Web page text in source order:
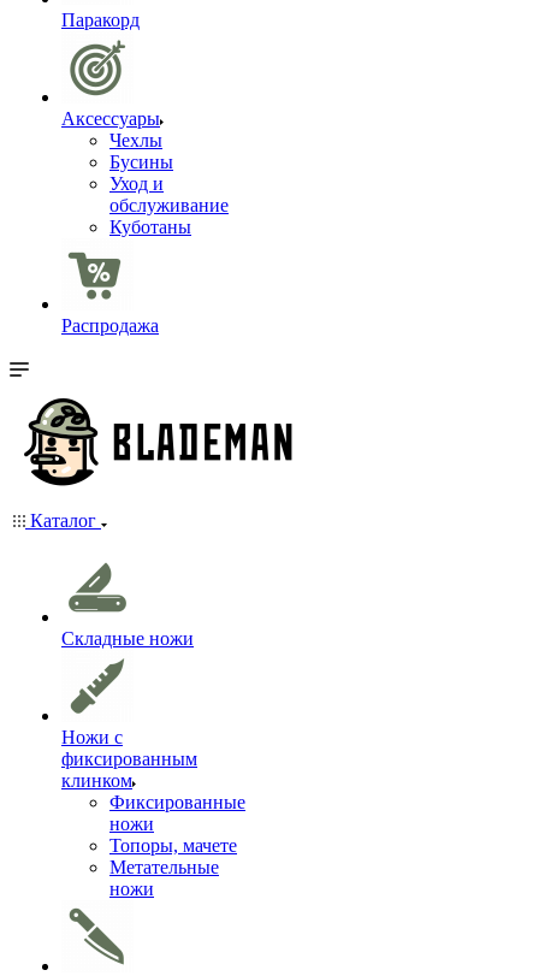
Паракорд
Аксессуары
Чехлы
Бусины
Уход и
обслуживание
Куботаны
Распродажа
Каталог
Складные ножи
Ножи с
фиксированным
клинком
Фиксированные
ножи
Топоры, мачете
Метательные
ножи